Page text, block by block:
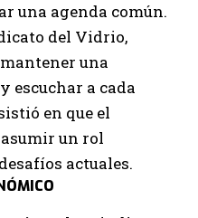
una agenda común.
del Vidrio,
una
escuchar a cada
en que el
un rol
actuales.